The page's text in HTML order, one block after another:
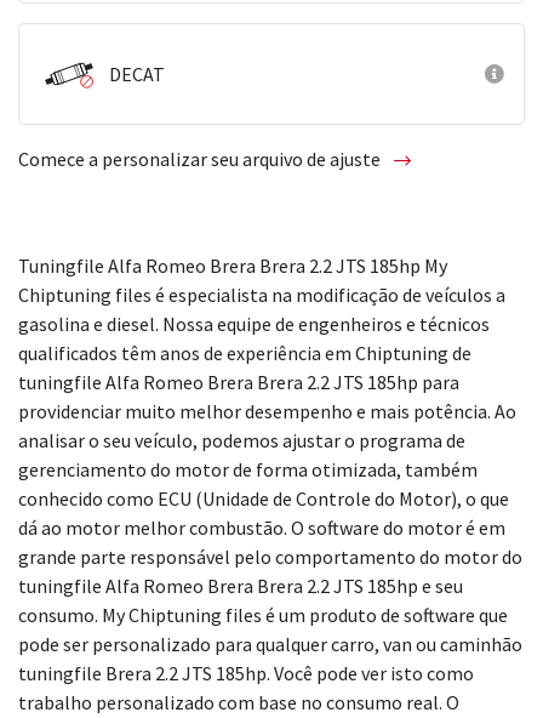
DECAT
Comece a personalizar seu arquivo de ajuste
Tuningfile Alfa Romeo Brera Brera 2.2 JTS 185hp My
Chiptuning files é especialista na modificação de veículos a
gasolina e diesel. Nossa equipe de engenheiros e técnicos
qualificados têm anos de experiência em Chiptuning de
tuningfile Alfa Romeo Brera Brera 2.2 JTS 185hp para
providenciar muito melhor desempenho e mais potência. Ao
analisar o seu veículo, podemos ajustar o programa de
gerenciamento do motor de forma otimizada, também
conhecido como ECU (Unidade de Controle do Motor), o que
dá ao motor melhor combustão. O software do motor é em
grande parte responsável pelo comportamento do motor do
tuningfile Alfa Romeo Brera Brera 2.2 JTS 185hp e seu
consumo. My Chiptuning files é um produto de software que
pode ser personalizado para qualquer carro, van ou caminhão
tuningfile Brera 2.2 JTS 185hp. Você pode ver isto como
trabalho personalizado com base no consumo real. O